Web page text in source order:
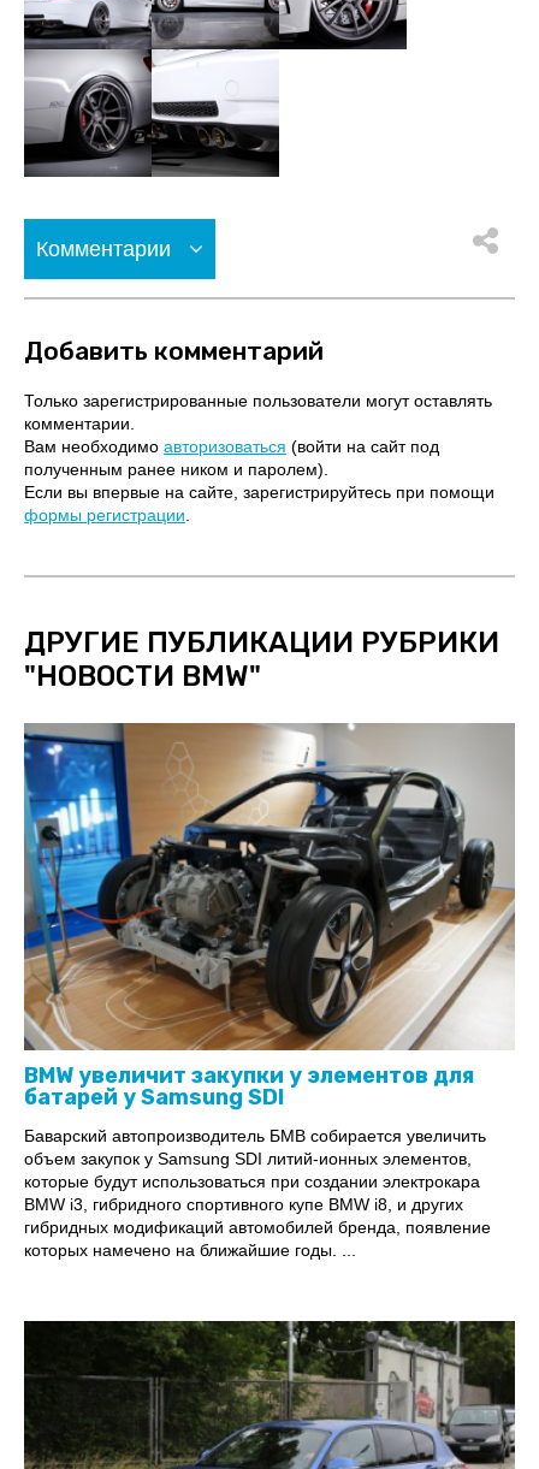
Комментарии
Добавить комментарий
Только зарегистрированные пользователи могут оставлять
комментарии.
Вам необходимо авторизоваться (войти на сайт под
полученным ранее ником и паролем).
Если вы впервые на сайте, зарегистрируйтесь при помощи
формы регистрации
ДРУГИЕ ПУБЛИКАЦИИ РУБРИКИ
"НОВОСТИ BMW"
BMW увеличит закупки у элементов для
батарей у Samsung SDI
Баварский автопроизводитель БМВ собирается увеличить
объем закупок у Samsung SDI литий-ионных элементов,
которые будут использоваться при создании электрокара
BMW i3, гибридного спортивного купе BMW i8, и других
гибридных модификаций автомобилей бренда, появление
которых намечено на ближайшие годы. ...